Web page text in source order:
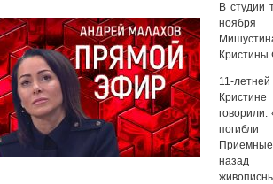
В студии
11-
говорили:
погибли
назад